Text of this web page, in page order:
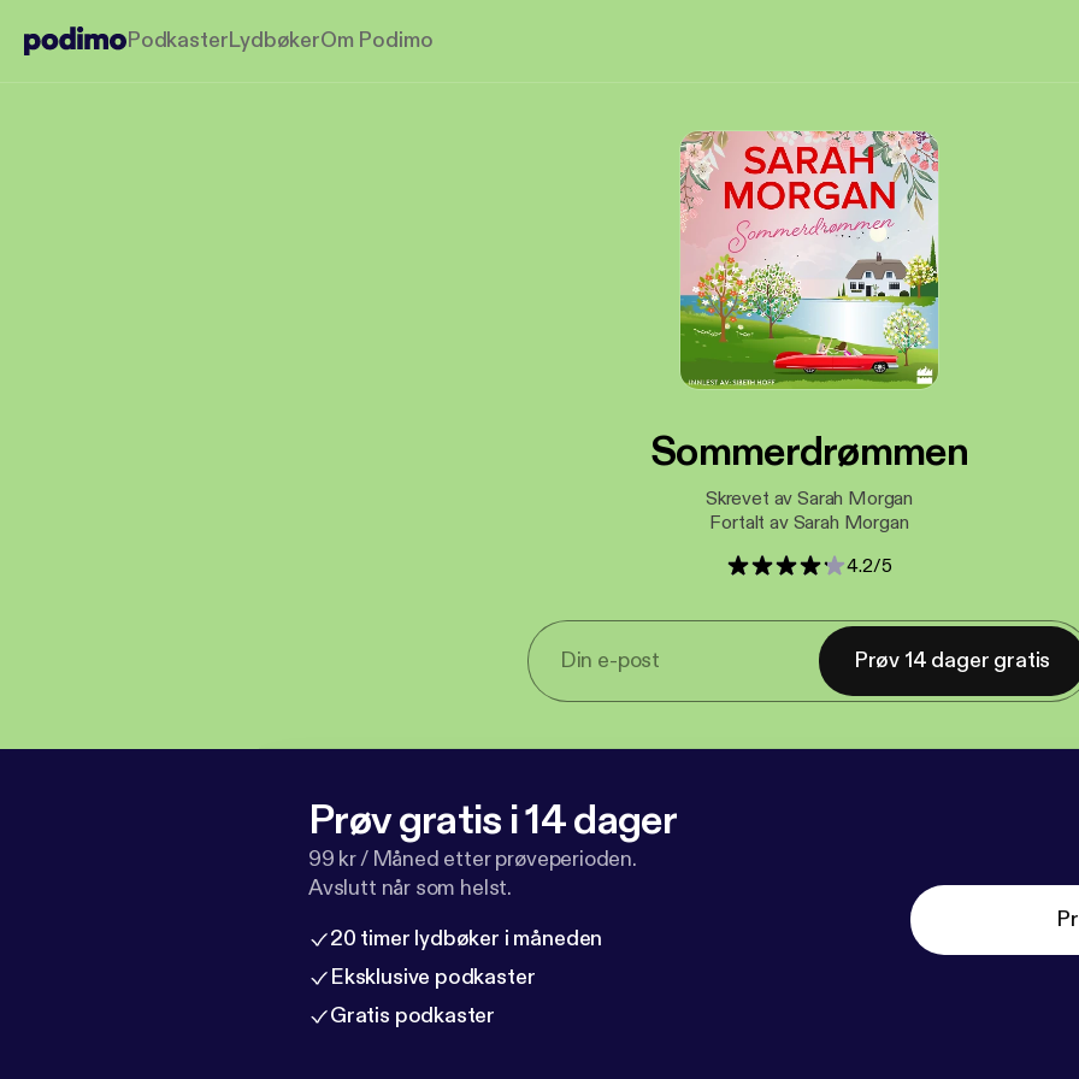
PodkasterLydbøkerOm Podimo
Sommerdrømmen
Skrevet av Sarah Morgan
Fortalt av Sarah Morgan
4.2/5
Prøv 14 dager gratis
Prøv gratis i 14 dager
99 kr / Måned etter prøveperioden.
Avslutt når som helst.
20 timer lydbøker i måneden
Eksklusive podkaster
Gratis podkaster